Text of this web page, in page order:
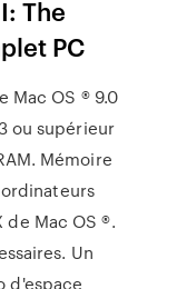
The
PC
Mac OS ® 9.0
ou supérieur
Mémoire
Mac OS ®.
Un
d'espace